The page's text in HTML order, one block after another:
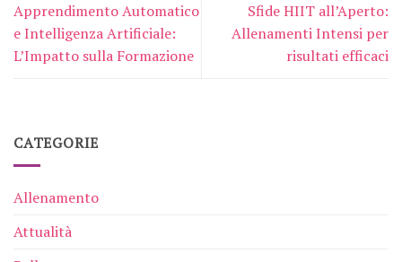
Apprendimento Automatico
e Intelligenza Artificiale:
L’Impatto sulla Formazione
Sfide HIIT all’Aperto:
Allenamenti Intensi per
risultati efficaci
CATEGORIE
Allenamento
Attualità